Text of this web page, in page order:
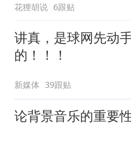
花狸胡说 6跟贴
讲真，是球网先动
的！！！
新媒体 39跟贴
论背景音乐的重要